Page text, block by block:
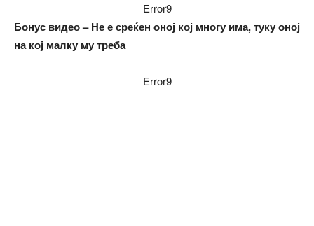
Error9
Бонус видео – Не е среќен оној кој многу има, туку оној
на кој малку му треба
Error9